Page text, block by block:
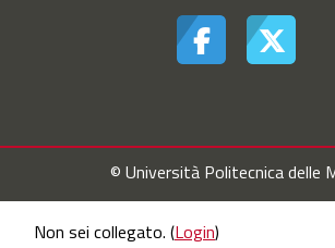
© Università Politecnica delle
Non sei collegato. (Login)